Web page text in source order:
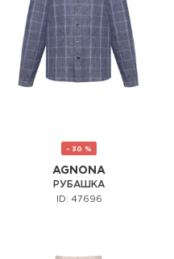
- 30 %
AGNONA
РУБАШКА
ID: 47696